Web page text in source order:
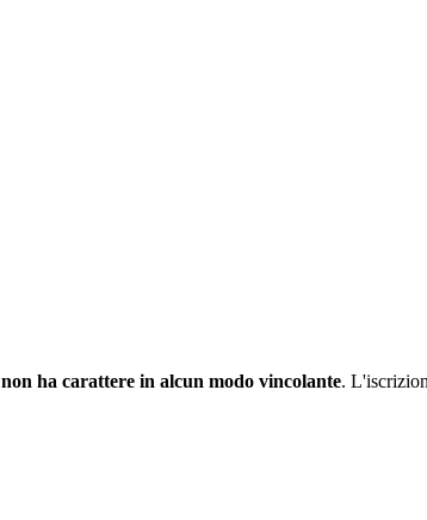
non ha carattere in alcun modo vincolante.